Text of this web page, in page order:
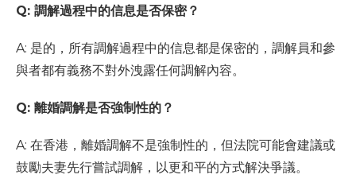
Q: 調解過程中的信息是否保密？
A: 是的，所有調解過程中的信息都是保密的，調解員和參
與者都有義務不對外洩露任何調解內容。
Q: 離婚調解是否強制性的？
A: 在香港，離婚調解不是強制性的，但法院可能會建議或
鼓勵夫妻先行嘗試調解，以更和平的方式解決爭議。